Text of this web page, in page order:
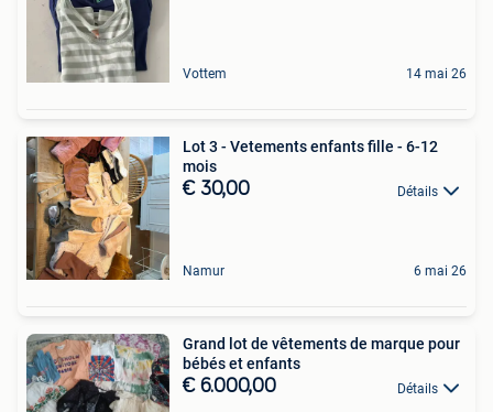
Vottem 14 mai 26
Lot 3 - Vetements enfants fille - 6-12
mois
€ 30,00 Détails
Namur 6 mai 26
Grand lot de vêtements de marque pour
bébés et enfants
€ 6.000,00 Détails